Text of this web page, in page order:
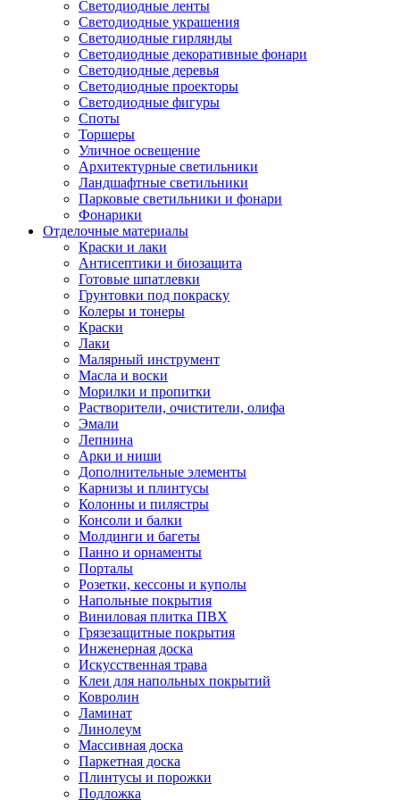
Светодиодные ленты
Светодиодные украшения
Светодиодные гирлянды
Светодиодные декоративные фонари
Светодиодные деревья
Светодиодные проекторы
Светодиодные фигуры
Споты
Торшеры
Уличное освещение
Архитектурные светильники
Ландшафтные светильники
Парковые светильники и фонари
Фонарики
Отделочные материалы
Краски и лаки
Антисептики и биозащита
Готовые шпатлевки
Грунтовки под покраску
Колеры и тонеры
Краски
Лаки
Малярный инструмент
Масла и воски
Морилки и пропитки
Растворители, очистители, олифа
Эмали
Лепнина
Арки и ниши
Дополнительные элементы
Карнизы и плинтусы
Колонны и пилястры
Консоли и балки
Молдинги и багеты
Панно и орнаменты
Порталы
Розетки, кессоны и куполы
Напольные покрытия
Виниловая плитка ПВХ
Грязезащитные покрытия
Инженерная доска
Искусственная трава
Клеи для напольных покрытий
Ковролин
Ламинат
Линолеум
Массивная доска
Паркетная доска
Плинтусы и порожки
Подложка